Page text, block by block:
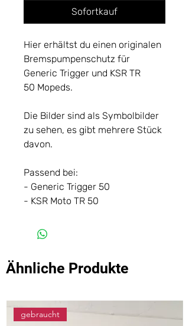
Sofortkauf
Hier erhältst du einen originalen
Bremspumpenschutz für
Generic Trigger und KSR TR
50 Mopeds.
Die Bilder sind als Symbolbilder
zu sehen, es gibt mehrere Stück
davon.
Passend bei:
- Generic Trigger 50
- KSR Moto TR 50
Ähnliche Produkte
gebraucht